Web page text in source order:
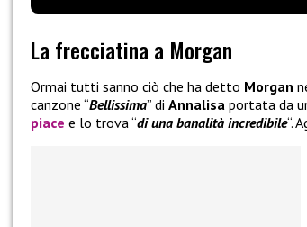
La frecciatina a Morgan
Ormai tutti sanno ciò che ha detto Morgan
canzone “Bellissima” di Annalisa portata da
piace e lo trova “di una banalità incredibile“.